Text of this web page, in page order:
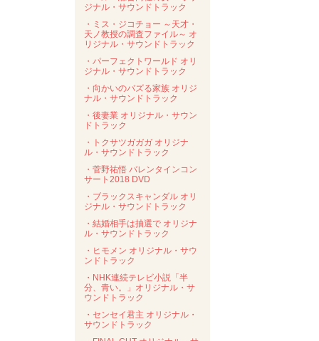
ジナル・サウンドトラック
・ミス・ジコチョー ～天才・
天ノ教授の調査ファイル～ オ
リジナル・サウンドトラック
・パーフェクトワールド オリ
ジナル・サウンドトラック
・向かいのバズる家族 オリジ
ナル・サウンドトラック
・後妻業 オリジナル・サウン
ドトラック
・トクサツガガガ オリジナ
ル・サウンドトラック
・菅野祐悟 バレンタインコン
サート2018 DVD
・ブラックスキャンダル オリ
ジナル・サウンドトラック
・結婚相手は抽選で オリジナ
ル・サウンドトラック
・ヒモメン オリジナル・サウ
ンドトラック
・NHK連続テレビ小説「半
分、青い。」オリジナル・サ
ウンドトラック
・センセイ君主 オリジナル・
サウンドトラック